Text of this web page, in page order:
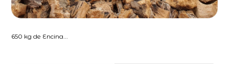
650 kg de Encina...